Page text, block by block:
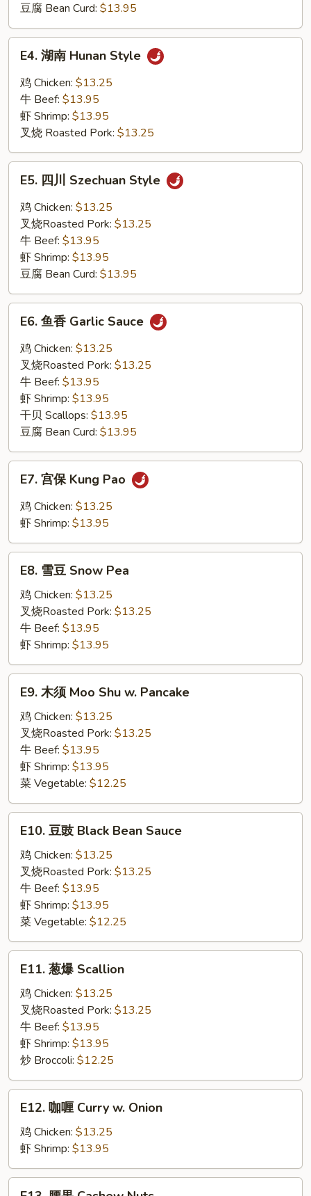
豆腐 Bean Curd: $13.95
Hunan
Style
E4. 湖南 Hunan Style
鸡 Chicken: $13.25
牛 Beef: $13.95
虾 Shrimp: $13.95
叉烧 Roasted Pork: $13.25
Szechuan
Style
E5. 四川 Szechuan Style
鸡 Chicken: $13.25
叉烧Roasted Pork: $13.25
牛 Beef: $13.95
虾 Shrimp: $13.95
豆腐 Bean Curd: $13.95
Garlic
Sauce
E6. 鱼香 Garlic Sauce
鸡 Chicken: $13.25
叉烧Roasted Pork: $13.25
牛 Beef: $13.95
虾 Shrimp: $13.95
干贝 Scallops: $13.95
豆腐 Bean Curd: $13.95
Kung
E7. 宫保 Kung Pao
鸡 Chicken: $13.25
虾 Shrimp: $13.95
Snow
Pea
E8. 雪豆 Snow Pea
鸡 Chicken: $13.25
叉烧Roasted Pork: $13.25
牛 Beef: $13.95
虾 Shrimp: $13.95
Moo
Shu
Pancake
E9. 木须 Moo Shu w. Pancake
鸡 Chicken: $13.25
叉烧Roasted Pork: $13.25
牛 Beef: $13.95
虾 Shrimp: $13.95
菜 Vegetable: $12.25
Black
Bean
Sauce
E10. 豆豉 Black Bean Sauce
鸡 Chicken: $13.25
叉烧Roasted Pork: $13.25
牛 Beef: $13.95
虾 Shrimp: $13.95
菜 Vegetable: $12.25
Scallion
E11. 葱爆 Scallion
鸡 Chicken: $13.25
叉烧Roasted Pork: $13.25
牛 Beef: $13.95
虾 Shrimp: $13.95
炒 Broccoli: $12.25
Curry
w.
Onion
E12. 咖喱 Curry w. Onion
鸡 Chicken: $13.25
虾 Shrimp: $13.95